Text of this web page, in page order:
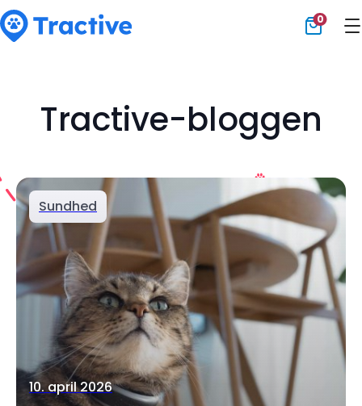
0
Tractive-bloggen
Sundhed
10. april 2026